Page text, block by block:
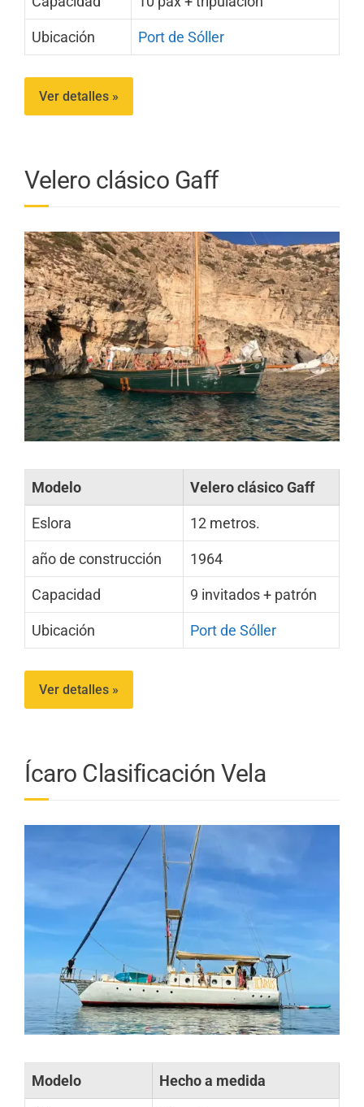
Ubicación Port de Sóller
Ver detalles »
Velero clásico Gaff
Modelo Velero clásico Gaff
Eslora 12 metros.
año de construcción 1964
Capacidad 9 invitados + patrón
Ubicación Port de Sóller
Ver detalles »
Ícaro Clasificación Vela
Modelo Hecho a medida